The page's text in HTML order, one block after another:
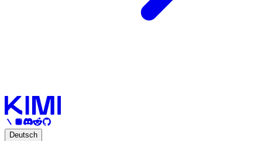
Deutsch